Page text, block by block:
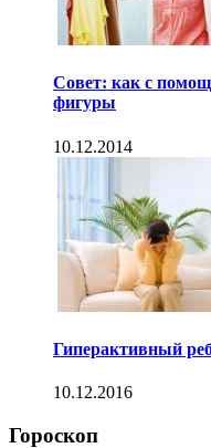
Совет: как с
фигуры
10.12.2014
Гиперактивный
10.12.2016
Гороскоп